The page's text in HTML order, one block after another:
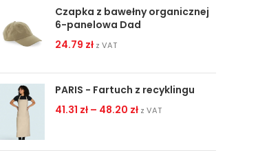
Czapka z bawełny organicznej
6-panelowa Dad
24.79 zł z VAT
PARIS - Fartuch z recyklingu
41.31 zł – 48.20 zł z VAT